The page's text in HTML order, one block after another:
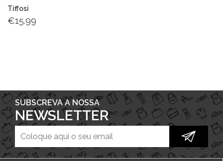
Tiffosi
€15.99
SUBSCREVA A NOSSA
NEWSLETTER